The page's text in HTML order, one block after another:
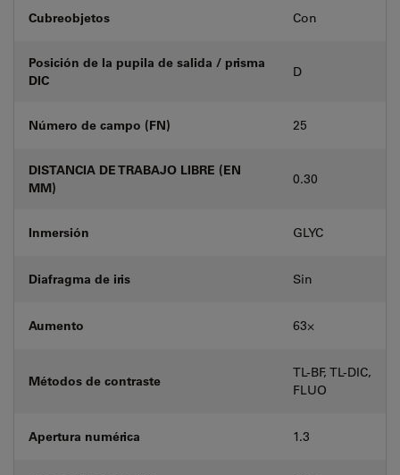
Cubreobjetos Con
Posición de la pupila de salida / prisma
DIC
D
Número de campo (FN) 25
DISTANCIA DE TRABAJO LIBRE (EN
MM)
0.30
Inmersión GLYC
Diafragma de iris Sin
Aumento 63⨉
Métodos de contraste
TL-BF, TL-DIC,
FLUO
Apertura numérica 1.3